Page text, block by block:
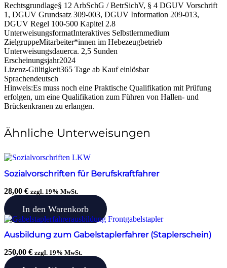
Rechtsgrundlage§ 12 ArbSchG / BetrSichV, § 4 DGUV Vorschrift
1, DGUV Grundsatz 309-003, DGUV Information 209-013,
DGUV Regel 100-500 Kapitel 2.8
UnterweisungsformatInteraktives Selbstlernmedium
ZielgruppeMitarbeiter*innen im Hebezeugbetrieb
Unterweisungsdauerca. 2,5 Sunden
Erscheinungsjahr2024
Lizenz-Gültigkeit365 Tage ab Kauf einlösbar
Sprachendeutsch
Hinweis:Es muss noch eine Praktische Qualifikation mit Prüfung
erfolgen, um eine Qualifikation zum Führen von Hallen- und
Brückenkranen zu erlangen.
Ähnliche Unterweisungen
Sozialvorschriften für Berufskraftfahrer
28,00 € zzgl. 19% MwSt.
In den Warenkorb
Ausbildung zum Gabelstaplerfahrer (Staplerschein)
250,00 € zzgl. 19% MwSt.